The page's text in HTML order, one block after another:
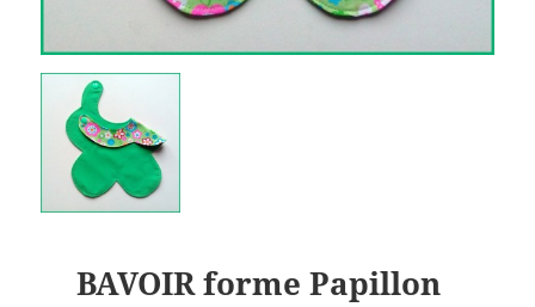
BAVOIR forme Papillon